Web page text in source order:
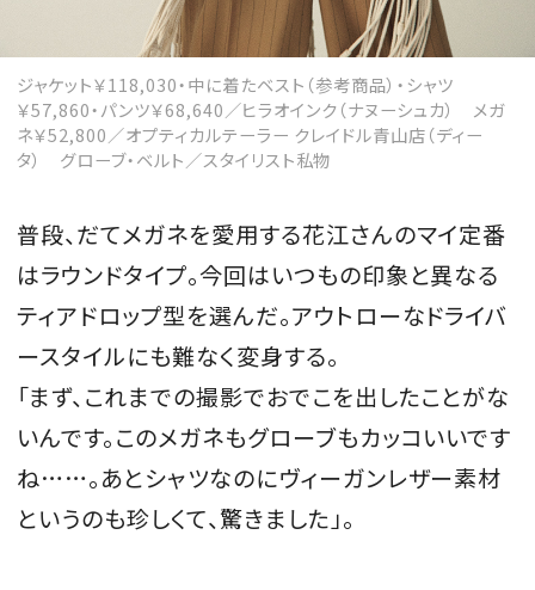
ジャケット￥118,030・中に着たベスト（参考商品）・シャツ
￥57,860・パンツ￥68,640／ヒラオインク（ナヌーシュカ） メガ
ネ￥52,800／オプティカルテーラー クレイドル青山店（ディー
タ） グローブ・ベルト／スタイリスト私物
普段、だてメガネを愛用する花江さんのマイ定番
はラウンドタイプ。今回はいつもの印象と異なる
ティアドロップ型を選んだ。アウトローなドライバ
ースタイルにも難なく変身する。
「まず、これまでの撮影でおでこを出したことがな
いんです。このメガネもグローブもカッコいいです
ね……。あとシャツなのにヴィーガンレザー素材
というのも珍しくて、驚きました」。